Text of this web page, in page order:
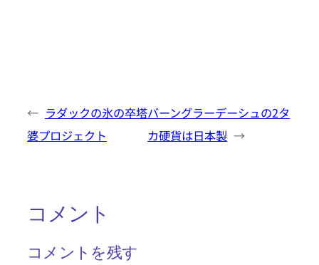
← ラダックの氷の卒塔
婆プロジェクト
バーングラーデーシュの2タ
カ硬貨は日本製 →
コメント
コメントを残す